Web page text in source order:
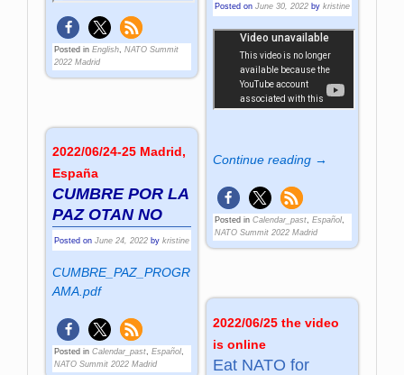
Posted in English ,NATO Summit
2022 Madrid
Posted on June 30, 2022 by kristine
Continue reading →
Posted in Calendar_past, Español,
NATO Summit 2022 Madrid
2022/06/24-25 Madrid,
España
CUMBRE POR LA
PAZ OTAN NO
Posted onJune 24, 2022 bykristine
CUMBRE_PAZ_PROGR
AMA.pdf
Posted in Calendar_past,Español,
NATO Summit 2022 Madrid
2022/06/25 the video
is online
Eat NATO for